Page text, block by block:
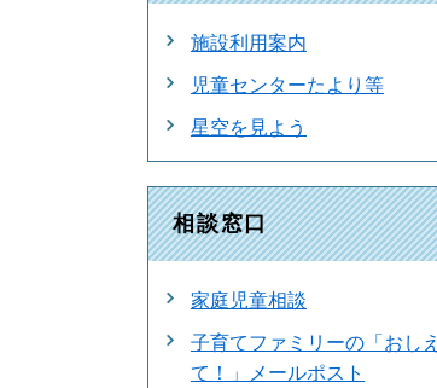
施設利用案内
児童センターたより等
星空を見よう
相談窓口
家庭児童相談
子育てファミリーの「おしえ
て！」メールポスト